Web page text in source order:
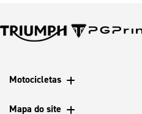
Motocicletas
Mapa do site